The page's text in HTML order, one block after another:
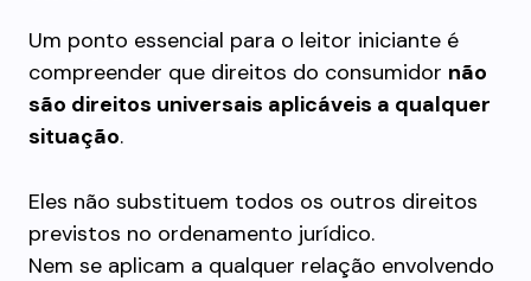
Um ponto essencial para o leitor iniciante é
compreender que direitos do consumidor não
são direitos universais aplicáveis a qualquer
situação.
Eles não substituem todos os outros direitos
previstos no ordenamento jurídico.
Nem se aplicam a qualquer relação envolvendo